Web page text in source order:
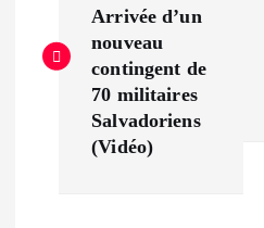
s
Arrivée d’un
nouveau
contingent de
70 militaires
Salvadoriens
(Vidéo)